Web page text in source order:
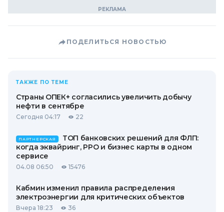
ПОДЕЛИТЬСЯ НОВОСТЬЮ
ТАКЖЕ ПО ТЕМЕ
Страны ОПЕК+ согласились увеличить добычу
нефти в сентябре
Сегодня 04:17 22
ПАРТНЕРСКАЯ
ТОП банковских решений для ФЛП:
когда эквайринг, РРО и бизнес карты в одном
сервисе
04.08 06:50 15476
Кабмин изменил правила распределения
электроэнергии для критических объектов
Вчера 18:23 36